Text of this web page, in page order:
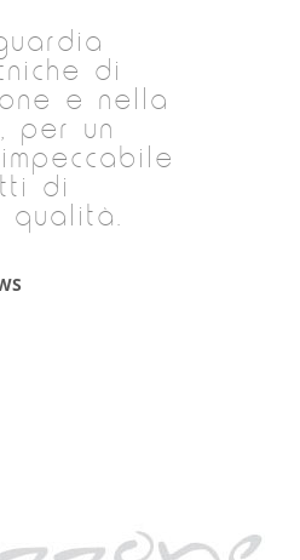
di
e nella
per un
di
qualità.